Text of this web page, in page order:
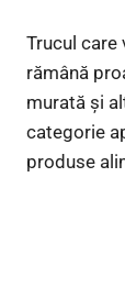
Trucul care
rămână
murată și
categorie
produse